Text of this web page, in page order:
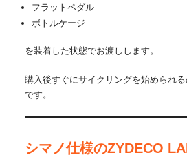
フラットペダル
ボトルケージ
を装着した状態でお渡しします。
購入後すぐにサイクリングを始められ
です。
シマノ仕様のZYDECO